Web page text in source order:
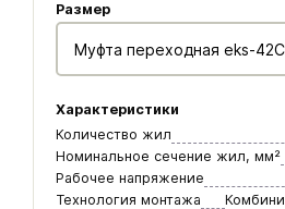
Размер
Характеристики
Количество жил
Номинальное сечение жил, мм²
Рабочее напряжение
Технология монтажа